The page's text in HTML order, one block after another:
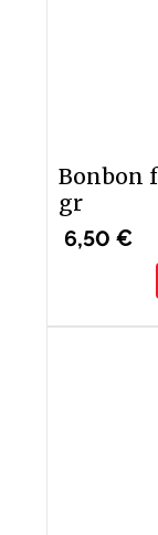
Bonbon
gr
6,50 €